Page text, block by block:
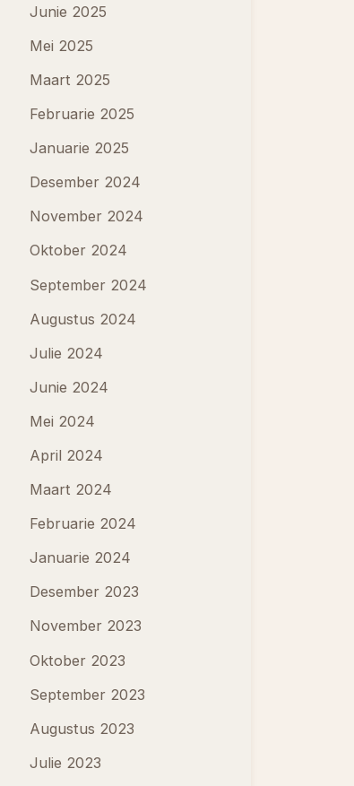
Junie 2025
Mei 2025
Maart 2025
Februarie 2025
Januarie 2025
Desember 2024
November 2024
Oktober 2024
September 2024
Augustus 2024
Julie 2024
Junie 2024
Mei 2024
April 2024
Maart 2024
Februarie 2024
Januarie 2024
Desember 2023
November 2023
Oktober 2023
September 2023
Augustus 2023
Julie 2023